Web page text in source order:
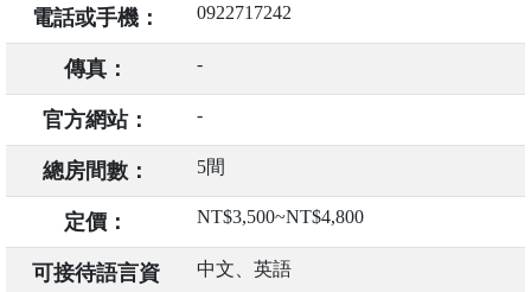
電話或手機： 0922717242
傳真： -
官方網站： -
總房間數： 5間
定價： NT$3,500~NT$4,800
可接待語言資
中文、英語